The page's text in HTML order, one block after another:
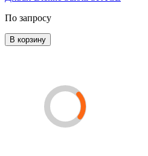
По запросу
В корзину